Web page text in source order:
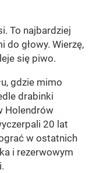
To najbardziej
do głowy. Wierzę,
się piwo.
gdzie mimo
drabinki
Holendrów
20 lat
w ostatnich
i rezerwowym